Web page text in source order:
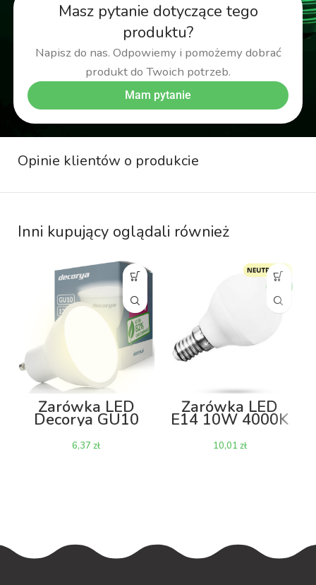
Masz pytanie dotyczące tego
produktu?
Napisz do nas. Odpowiemy i pomożemy dobrać
produkt do Twoich potrzeb.
Mam pytanie
Opinie klientów o produkcie
Inni kupujący oglądali również
Żarówka LED
Decorya GU10
1.5W 4000K
zł
Żarówka LED
E14 10W 4000K
zł